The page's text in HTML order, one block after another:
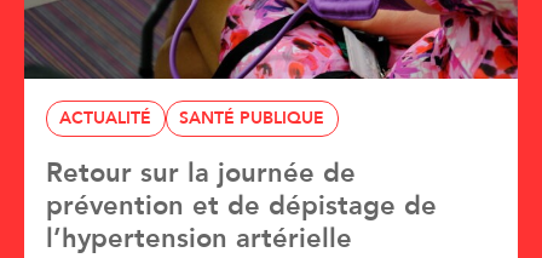
ACTUALITÉ SANTÉ PUBLIQUE
Retour sur la journée de
prévention et de dépistage de
l’hypertension artérielle